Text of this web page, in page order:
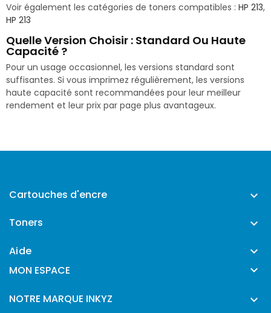
Voir également les catégories de toners compatibles : HP 213,
HP 213
Quelle Version Choisir : Standard Ou Haute
Capacité ?
Pour un usage occasionnel, les versions standard sont
suffisantes. Si vous imprimez régulièrement, les versions
haute capacité sont recommandées pour leur meilleur
rendement et leur prix par page plus avantageux.
Cartouches d'encre 
Toners 
Aide 
MON ESPACE 
NOTRE MARQUE INKYZ 